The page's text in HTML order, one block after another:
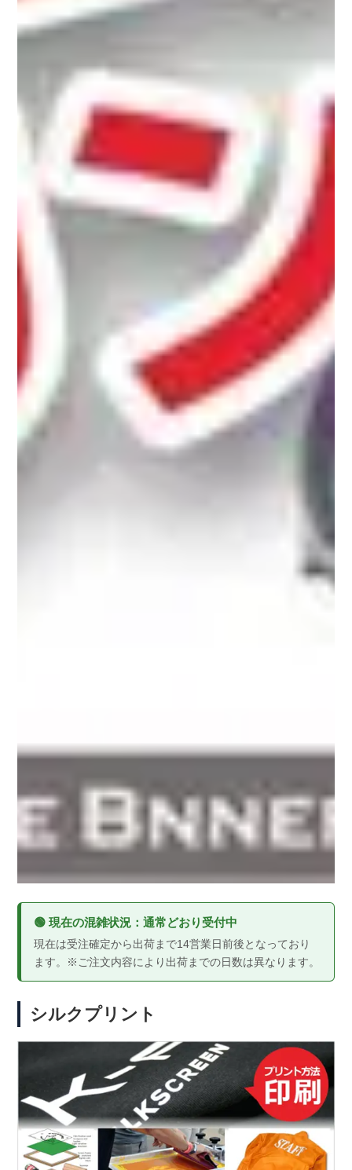
🟢 現在の混雑状況：通常どおり受付中
現在は受注確定から出荷まで14営業日前後となっており
ます。※ご注文内容により出荷までの日数は異なります。
シルクプリント